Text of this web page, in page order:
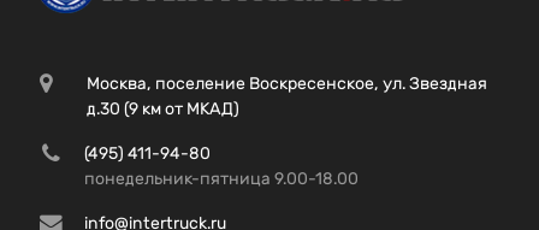
Москва, поселение Воскресенское, ул. Звездная
д.30 (9 км от МКАД)
(495) 411-94-80
понедельник-пятница 9.00-18.00
info@intertruck.ru